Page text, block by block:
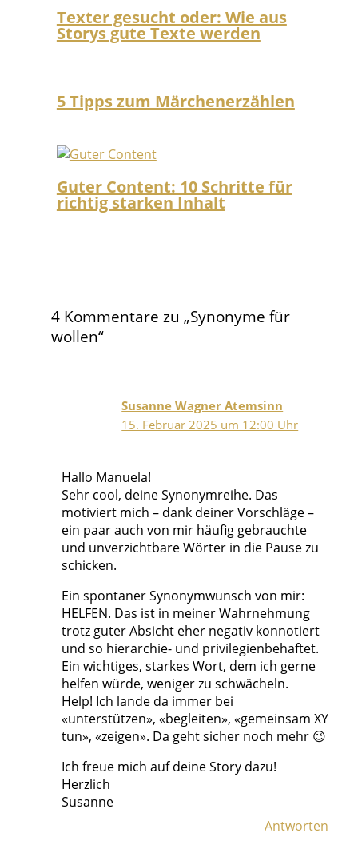
Texter gesucht oder: Wie aus
Storys gute Texte werden
5 Tipps zum Märchenerzählen
Guter Content: 10 Schritte für
richtig starken Inhalt
4 Kommentare zu „Synonyme für
wollen“
Susanne Wagner Atemsinn
15. Februar 2025 um 12:00 Uhr
Hallo Manuela!
Sehr cool, deine Synonymreihe. Das
motiviert mich – dank deiner Vorschläge –
ein paar auch von mir häufig gebrauchte
und unverzichtbare Wörter in die Pause zu
schicken.
Ein spontaner Synonymwunsch von mir:
HELFEN. Das ist in meiner Wahrnehmung
trotz guter Absicht eher negativ konnotiert
und so hierarchie- und privilegienbehaftet.
Ein wichtiges, starkes Wort, dem ich gerne
helfen würde, weniger zu schwächeln.
Help! Ich lande da immer bei
«unterstützen», «begleiten», «gemeinsam XY
tun», «zeigen». Da geht sicher noch mehr 😉
Ich freue mich auf deine Story dazu!
Herzlich
Susanne
Antworten